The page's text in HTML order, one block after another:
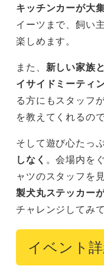
キッチンカーが大
イーツまで、飼い
楽しめます。
また、 新しい家族
イサイドミーティ
る方にもスタッフ
を教えてくれるの
そして遊び心たっ
しなく 。会場内を
ャツのスタッフを
製犬丸ステッカー
チャレンジしてみ
イベント